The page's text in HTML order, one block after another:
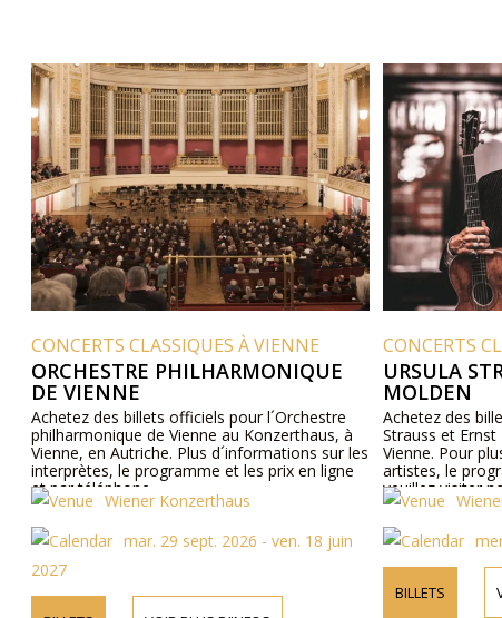
CONCERTS CLASSIQUES À VIENNE
ORCHESTRE PHILHARMONIQUE
DE VIENNE
Achetez des billets officiels pour l´Orchestre
philharmonique de Vienne au Konzerthaus, à
Vienne, en Autriche. Plus d´informations sur les
interprètes, le programme et les prix en ligne
et par téléphone.
Wiener Konzerthaus
mar. 29 sept. 2026 - ven. 18 juin
2027
CONCERTS
URSULA
MOLDEN
Achetez des
Strauss et
Vienne. Pour
artistes, le
veuillez visiter
contacter par
BILLETS